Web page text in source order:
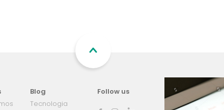
Blog
Tecnologia
Follow us